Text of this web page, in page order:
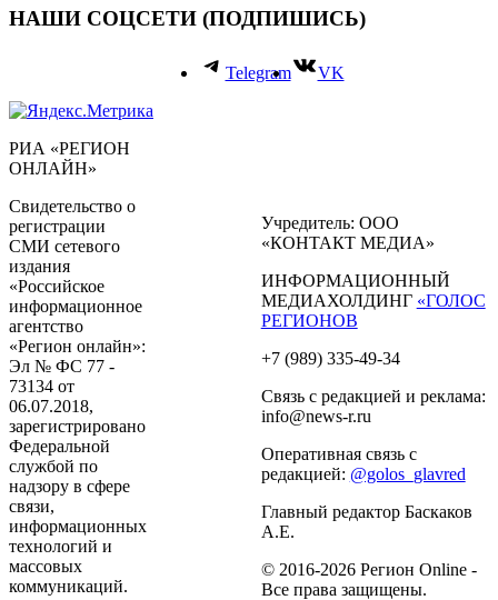
НАШИ СОЦСЕТИ (ПОДПИШИСЬ)
Telegram VK
РИА «РЕГИОН
ОНЛАЙН»
Свидетельство о
регистрации
СМИ сетевого
издания
«Российское
информационное
агентство
«Регион онлайн»:
Эл № ФС 77 -
73134 от
06.07.2018,
зарегистрировано
Федеральной
службой по
надзору в сфере
связи,
информационных
технологий и
массовых
коммуникаций.
Учредитель: ООО
«КОНТАКТ МЕДИА»
ИНФОРМАЦИОННЫЙ
МЕДИАХОЛДИНГ «ГОЛОС
РЕГИОНОВ
+7 (989) 335-49-34
Связь с редакцией и реклама:
info@news-r.ru
Оперативная связь с
редакцией: @golos_glavred
Главный редактор Баскаков
А.Е.
© 2016-2026 Регион Online -
Все права защищены.